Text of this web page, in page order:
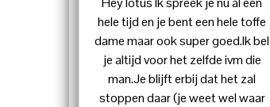
hele tijd en je bent een hele toffe
dame maar ook super goed.Ik bel
je altijd voor het zelfde ivm die
man.Je blijft erbij dat het zal
stoppen daar (je weet wel waar